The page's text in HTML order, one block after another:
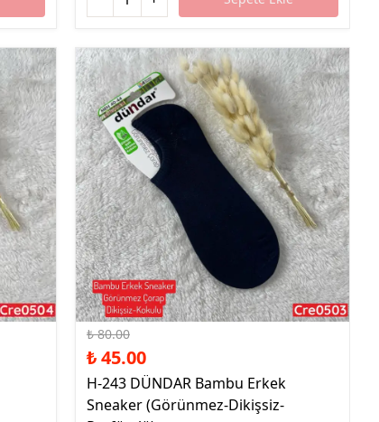
%44 İndirim
₺ 80.00
₺ 45.00
H-243 DÜNDAR Bambu Erkek
Sneaker (Görünmez-Dikişsiz-